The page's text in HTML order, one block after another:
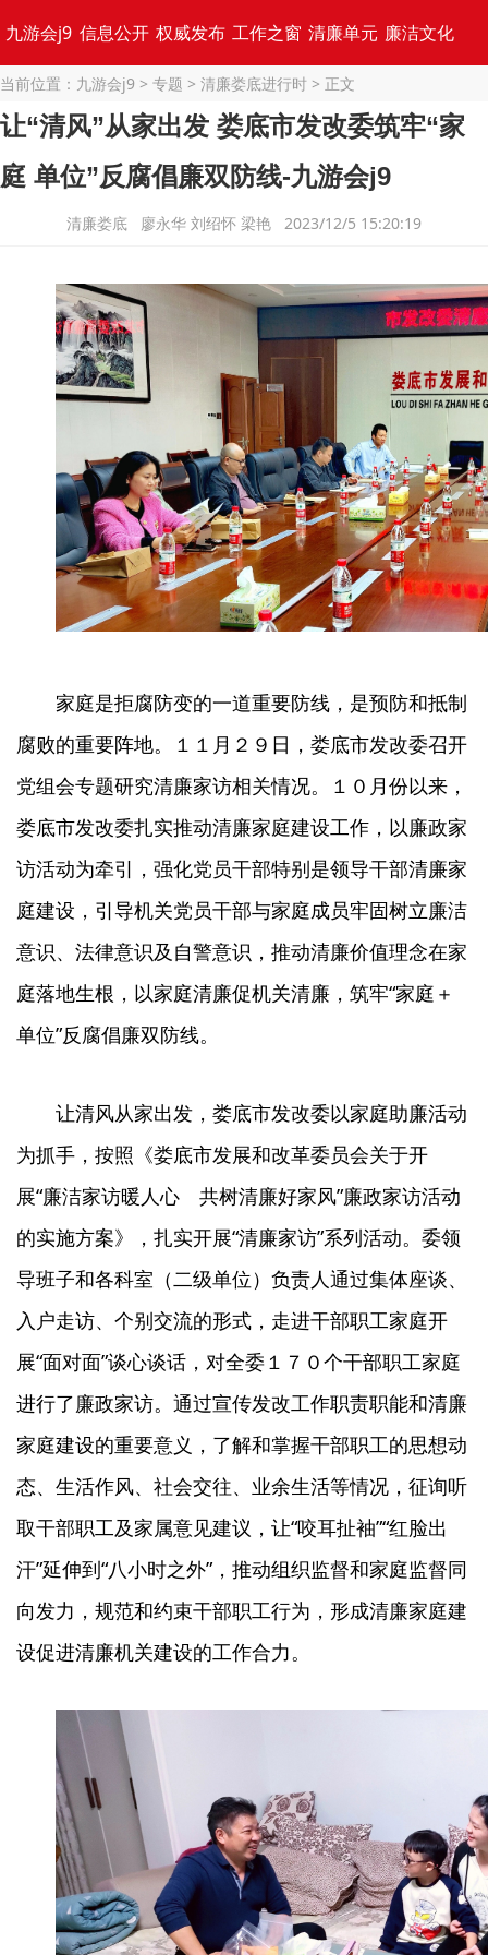
九游会j9 信息公开 权威发布 工作之窗 清廉单元 廉洁文化
专题集锦
当前位置： 九游会j9 > 专题 > 清廉娄底进行时 > 正文
让“清风”从家出发 娄底市发改委筑牢“家
庭 单位”反腐倡廉双防线-九游会j9
清廉娄底 廖永华 刘绍怀 梁艳 2023/12/5 15:20:19
家庭是拒腐防变的一道重要防线，是预防和抵制
腐败的重要阵地。１１月２９日，娄底市发改委召开
党组会专题研究清廉家访相关情况。１０月份以来，
娄底市发改委扎实推动清廉家庭建设工作，以廉政家
访活动为牵引，强化党员干部特别是领导干部清廉家
庭建设，引导机关党员干部与家庭成员牢固树立廉洁
意识、法律意识及自警意识，推动清廉价值理念在家
庭落地生根，以家庭清廉促机关清廉，筑牢“家庭＋
单位”反腐倡廉双防线。
让清风从家出发，娄底市发改委以家庭助廉活动
为抓手，按照《娄底市发展和改革委员会关于开
展“廉洁家访暖人心 共树清廉好家风”廉政家访活动
的实施方案》，扎实开展“清廉家访”系列活动。委领
导班子和各科室（二级单位）负责人通过集体座谈、
入户走访、个别交流的形式，走进干部职工家庭开
展“面对面”谈心谈话，对全委１７０个干部职工家庭
进行了廉政家访。通过宣传发改工作职责职能和清廉
家庭建设的重要意义，了解和掌握干部职工的思想动
态、生活作风、社会交往、业余生活等情况，征询听
取干部职工及家属意见建议，让“咬耳扯袖”“红脸出
汗”延伸到“八小时之外”，推动组织监督和家庭监督同
向发力，规范和约束干部职工行为，形成清廉家庭建
设促进清廉机关建设的工作合力。